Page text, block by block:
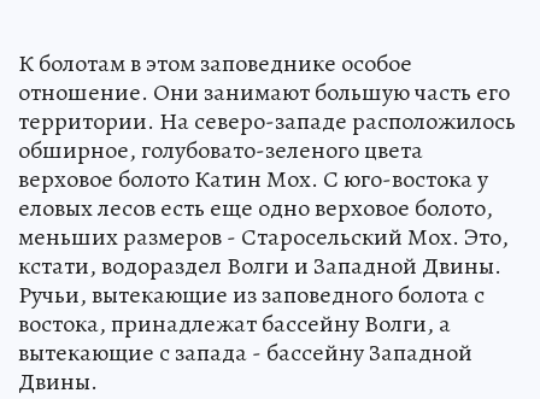
К болотам в этом заповеднике особое
отношение. Они занимают большую часть его
территории. На северо-западе расположилось
обширное, голубовато-зеленого цвета
верховое болото Катин Мох. С юго-востока у
еловых лесов есть еще одно верховое болото,
меньших размеров - Старосельский Мох. Это,
кстати, водораздел Волги и Западной Двины.
Ручьи, вытекающие из заповедного болота с
востока, принадлежат бассейну Волги, а
вытекающие с запада - бассейну Западной
Двины.